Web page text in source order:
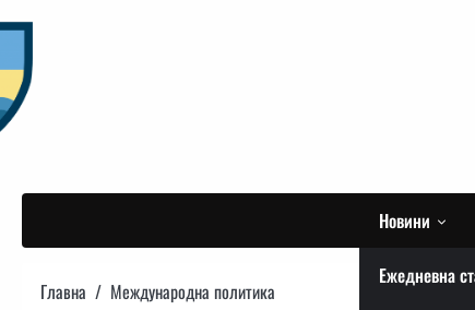
to
content
Новини
Ежедневна
Главна Международна политика